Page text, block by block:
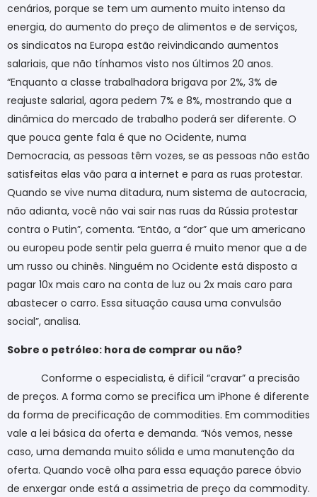
cenários, porque se tem um aumento muito intenso da
energia, do aumento do preço de alimentos e de serviços,
os sindicatos na Europa estão reivindicando aumentos
salariais, que não tínhamos visto nos últimos 20 anos.
“Enquanto a classe trabalhadora brigava por 2%, 3% de
reajuste salarial, agora pedem 7% e 8%, mostrando que a
dinâmica do mercado de trabalho poderá ser diferente. O
que pouca gente fala é que no Ocidente, numa
Democracia, as pessoas têm vozes, se as pessoas não estão
satisfeitas elas vão para a internet e para as ruas protestar.
Quando se vive numa ditadura, num sistema de autocracia,
não adianta, você não vai sair nas ruas da Rússia protestar
contra o Putin”, comenta. “Então, a “dor” que um americano
ou europeu pode sentir pela guerra é muito menor que a de
um russo ou chinês. Ninguém no Ocidente está disposto a
pagar 10x mais caro na conta de luz ou 2x mais caro para
abastecer o carro. Essa situação causa uma convulsão
social”, analisa.
Sobre o petróleo: hora de comprar ou não?
Conforme o especialista, é difícil “cravar” a precisão
de preços. A forma como se precifica um iPhone é diferente
da forma de precificação de commodities. Em commodities
vale a lei básica da oferta e demanda. “Nós vemos, nesse
caso, uma demanda muito sólida e uma manutenção da
oferta. Quando você olha para essa equação parece óbvio
de enxergar onde está a assimetria de preço da commodity.